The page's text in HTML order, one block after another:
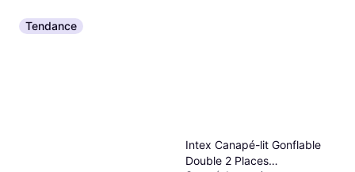
Tendance
Intex Canapé-lit Gonflable
Double 2 Places